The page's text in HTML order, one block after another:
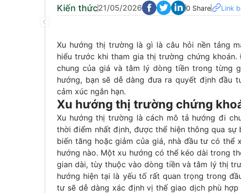
Kiến thức21/05/2026 0 Share Link
Xu hướng thị trường là gì là câu hỏi nền tảng
hiểu trước khi tham gia thị trường chứng
chung của giá và tâm lý dòng tiền trong từng
hướng, bạn sẽ dễ dàng đưa ra quyết định đầu
cảm xúc ngắn hạn.
Xu hướng thị trường chứng
Xu hướng thị trường là cách mô tả hướng đi
thời điểm nhất định, được thể hiện thông qua sự
biến tăng hoặc giảm của giá, nhà đầu tư có
hướng nào. Một xu hướng có thể kéo dài trong
gian dài, tùy thuộc vào dòng tiền và tâm lý thị
hướng hiện tại là yếu tố rất quan trọng trong
tư sẽ dễ dàng xác định vị thế giao dịch phù